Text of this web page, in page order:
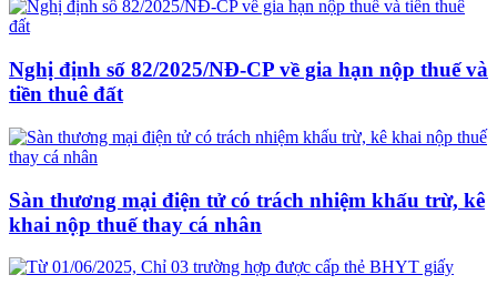
Nghị định số 82/2025/NĐ-CP về gia hạn nộp thuế và
tiền thuê đất
Sàn thương mại điện tử có trách nhiệm khấu trừ, kê
khai nộp thuế thay cá nhân